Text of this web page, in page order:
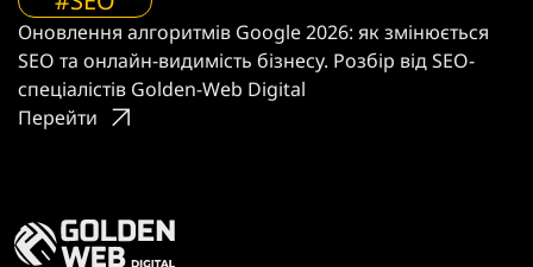
Оновлення алгоритмів Google 2026: як змінюється
SEO та онлайн-видимість бізнесу. Розбір від SEO-
спеціалістів Golden-Web Digital
Перейти